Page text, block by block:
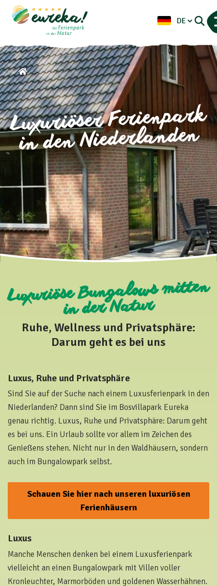
Luxuriöser Ferienpark
in den Niederlanden
Luxuriöse Bungalows mitten
in der Natur
Ruhe, Wellness und Privatsphäre:
Darum geht es bei uns
Luxus, Ruhe und Privatsphäre
Sind Sie auf der Suche nach einem Luxusferienpark in den
Niederlanden? Dann sind Sie im Bosvillapark Eureka
genau richtig. Luxus, Ruhe und Privatsphäre: Darum geht
es bei uns. Ein Urlaub sollte vor allem im Zeichen des
Genießens stehen. Nicht nur in den Waldhäusern, sondern
auch im Bungalowpark selbst.
Schauen Sie hier nach unseren luxuriösen
Ferienhäusern
Luxus
Manche Menschen denken bei einem Luxusferienpark
vielleicht an einen Bungalowpark mit Villen voller
Kronleuchter, Marmorböden und goldenen Wasserhähnen.